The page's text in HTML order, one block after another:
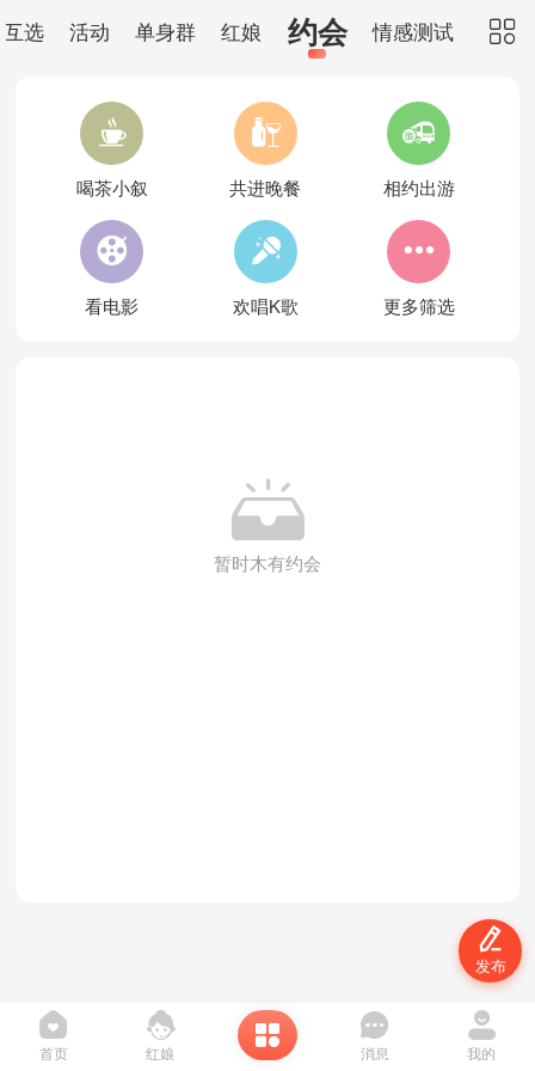
互选 活动 单身群 红娘 约会 情感测试 

喝茶小叙

共进晚餐

相约出游

看电影

欢唱K歌

更多筛选

暂时木有约会

发布

首页

红娘
 
消息

我的